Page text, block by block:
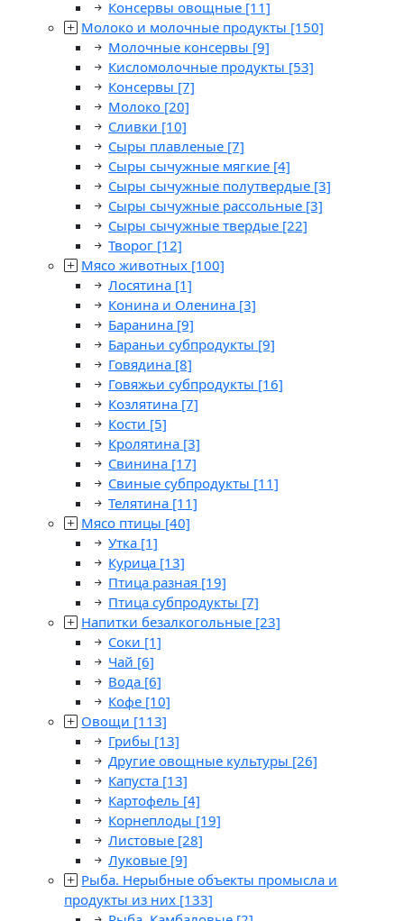
Консервы овощные [11]
Молоко и молочные продукты [150]
Молочные консервы [9]
Кисломолочные продукты [53]
Консервы [7]
Молоко [20]
Сливки [10]
Сыры плавленые [7]
Сыры сычужные мягкие [4]
Сыры сычужные полутвердые [3]
Сыры сычужные рассольные [3]
Сыры сычужные твердые [22]
Творог [12]
Мясо животных [100]
Лосятина [1]
Конина и Оленина [3]
Баранина [9]
Бараньи субпродукты [9]
Говядина [8]
Говяжьи субпродукты [16]
Козлятина [7]
Кости [5]
Кролятина [3]
Свинина [17]
Свиные субпродукты [11]
Телятина [11]
Мясо птицы [40]
Утка [1]
Курица [13]
Птица разная [19]
Птица субпродукты [7]
Напитки безалкогольные [23]
Соки [1]
Чай [6]
Вода [6]
Кофе [10]
Овощи [113]
Грибы [13]
Другие овощные культуры [26]
Капуста [13]
Картофель [4]
Корнеплоды [19]
Листовые [28]
Луковые [9]
Рыба. Нерыбные объекты промысла и
продукты из них [133]